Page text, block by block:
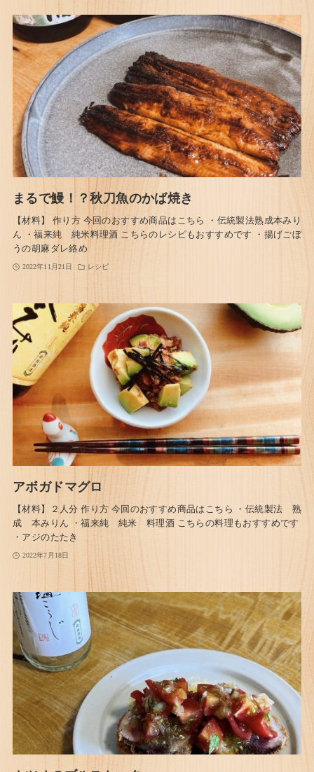
まるで鰻！？秋刀魚のかば焼き
【材料】 作り方 今回のおすすめ商品はこちら ・伝統製法熟成本みり
ん ・福来純 純米料理酒 こちらのレシピもおすすめです ・揚げごぼ
うの胡麻ダレ絡め
2022年11月21日 レシピ
アボガドマグロ
【材料】２人分 作り方 今回のおすすめ商品はこちら ・伝統製法 熟
成 本みりん ・福来純 純米 料理酒 こちらの料理もおすすめです
・アジのたたき
2022年7月18日